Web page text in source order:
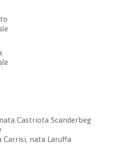
Castriota Scanderbeg
Carrisi, nata Laruffa